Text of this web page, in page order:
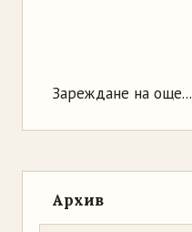
Зареждане на още...
Архив